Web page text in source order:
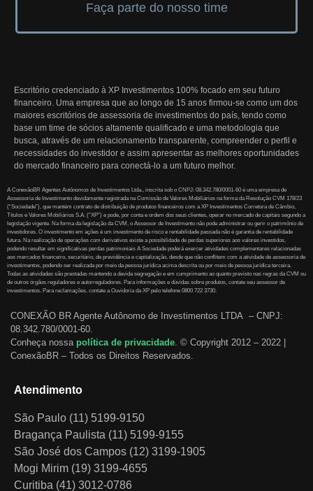
Faça parte do nosso time
Escritório credenciado à XP Investimentos 100% focado em seu futuro
financeiro. Uma empresa que ao longo de 15 anos firmou-se como um dos
maiores escritórios de assessoria de investimentos do país, tendo como
base um time de sócios altamente qualificado e uma metodologia que
busca, através de um relacionamento transparente, compreender o perfil e
necessidades do investidor e assim apresentar as melhores oportunidades
do mercado financeiro para conectá-lo a um futuro melhor.
A ConexãoBR Agentes Autônomos de Investimentos Ltda., inscrita sob o CNPJ: 08.342.780/0001-60 é uma empresa de
Assessoria de Investimento devidamente registrada na Comissão de Valores Mobiliários na forma da Resolução CVM 178/23
(“Sociedade”), que mantém contrato de distribuição de produtos financeiros com a XP Investimentos Corretora de Câmbio,
Títulos e Valores Mobiliários S.A. (“XP”) e pode, por conta e ordem dos seus clientes, operar no mercado de capitais segundo a
legislação vigente. Na forma da legislação da CVM, o Assessor de Investimento não pode administrar ou gerir o patrimônio de
investidores. O investimento em ações é um investimento de risco e rentabilidade passada não é garantia de rentabilidade
futura. Na realização de operações com derivativos existe a possibilidade de perdas superiores aos valores investidos,
podendo resultar em significativas perdas patrimoniais A Sociedade poderá exercer atividades complementares relacionadas
aos mercados financeiro, securitário, de previdência e capitalização, desde que não conflitem com a atividade de assessoria de
investimentos, podendo ser realizada por meio da pessoa jurídica acima descrita ou por meio de pessoa jurídica terceira.
Todas as atividades são prestadas mantendo a devida segregação e em cumprimento ao quanto previsto nas regras da CVM ou
de outros órgãos reguladores e autorreguladores. Para informações e dúvidas sobre produtos, contate seu assessor de
investimentos. Para reclamações, contate a Ouvidoria da XP pelo telefone 0800 722 3730.
CONEXÃO BR Agente Autônomo de Investimentos LTDA – CNPJ:
08.342.780/0001-60.
Conheça nossa política de privacidade. © Copyright 2012 – 2022 |
ConexãoBR – Todos os Direitos Reservados.
Atendimento
São Paulo (11) 5199-9150
Bragança Paulista (11) 5199-9155
São José dos Campos (12) 3199-1905
Mogi Mirim (19) 3199-4655
Curitiba (41) 3012-0786